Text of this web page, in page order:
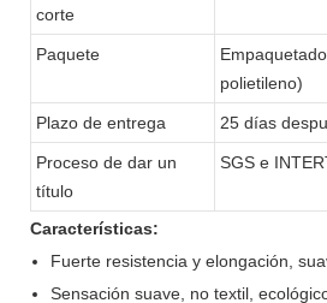
corte
Paquete
polietileno)
Plazo de entrega 25 días
Proceso de dar un
título
SGS e
Características:
Fuerte resistencia y elongación,
Sensación suave, no textil,